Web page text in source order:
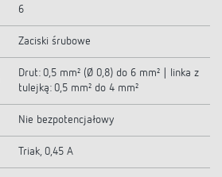
6
Zaciski śrubowe
Drut: 0,5 mm² (Ø 0,8) do 6 mm² | linka z
tulejką: 0,5 mm² do 4 mm²
Nie bezpotencjałowy
Triak, 0,45 A